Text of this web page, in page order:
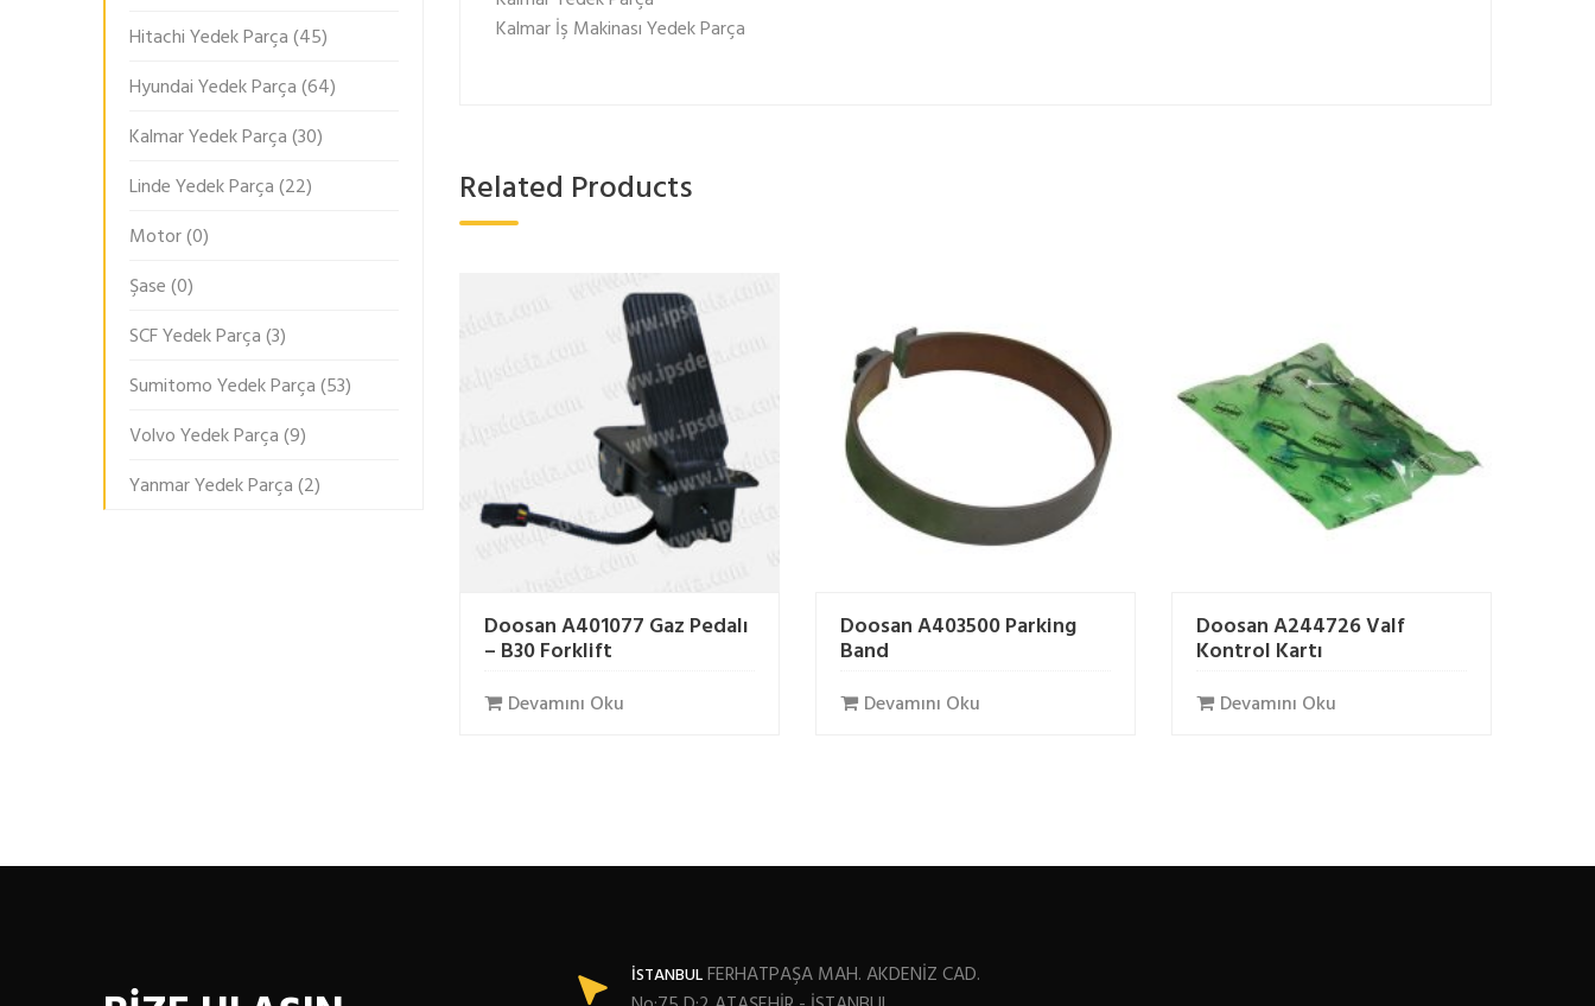
Kalmar İş Makinası Yedek Parça
Related Products
Doosan A401077 Gaz Pedalı
– B30 Forklift
Devamını Oku
Doosan A403500 Parking
Band
Devamını Oku
Doosan A244726 Valf
Kontrol Kartı
Devamını Oku
Hitachi Yedek Parça(45)
Hyundai Yedek Parça(64)
Kalmar Yedek Parça(30)
Linde Yedek Parça(22)
Motor(0)
Şase(0)
SCF Yedek Parça(3)
Sumitomo Yedek Parça(53)
Volvo Yedek Parça(9)
Yanmar Yedek Parça(2)
İSTANBULFERHATPAŞA MAH. AKDENİZ CAD.